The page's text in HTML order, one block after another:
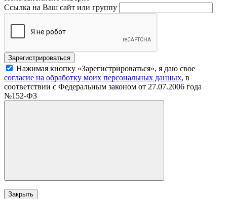
Ссылка на Ваш сайт или группу
Нажимая кнопку «Зарегистрироваться», я даю свое
согласие на обработку моих персональных данных, в
соответствии с Федеральным законом от 27.07.2006 года
№152-ФЗ
Закрыть